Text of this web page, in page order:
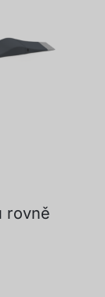
rovně